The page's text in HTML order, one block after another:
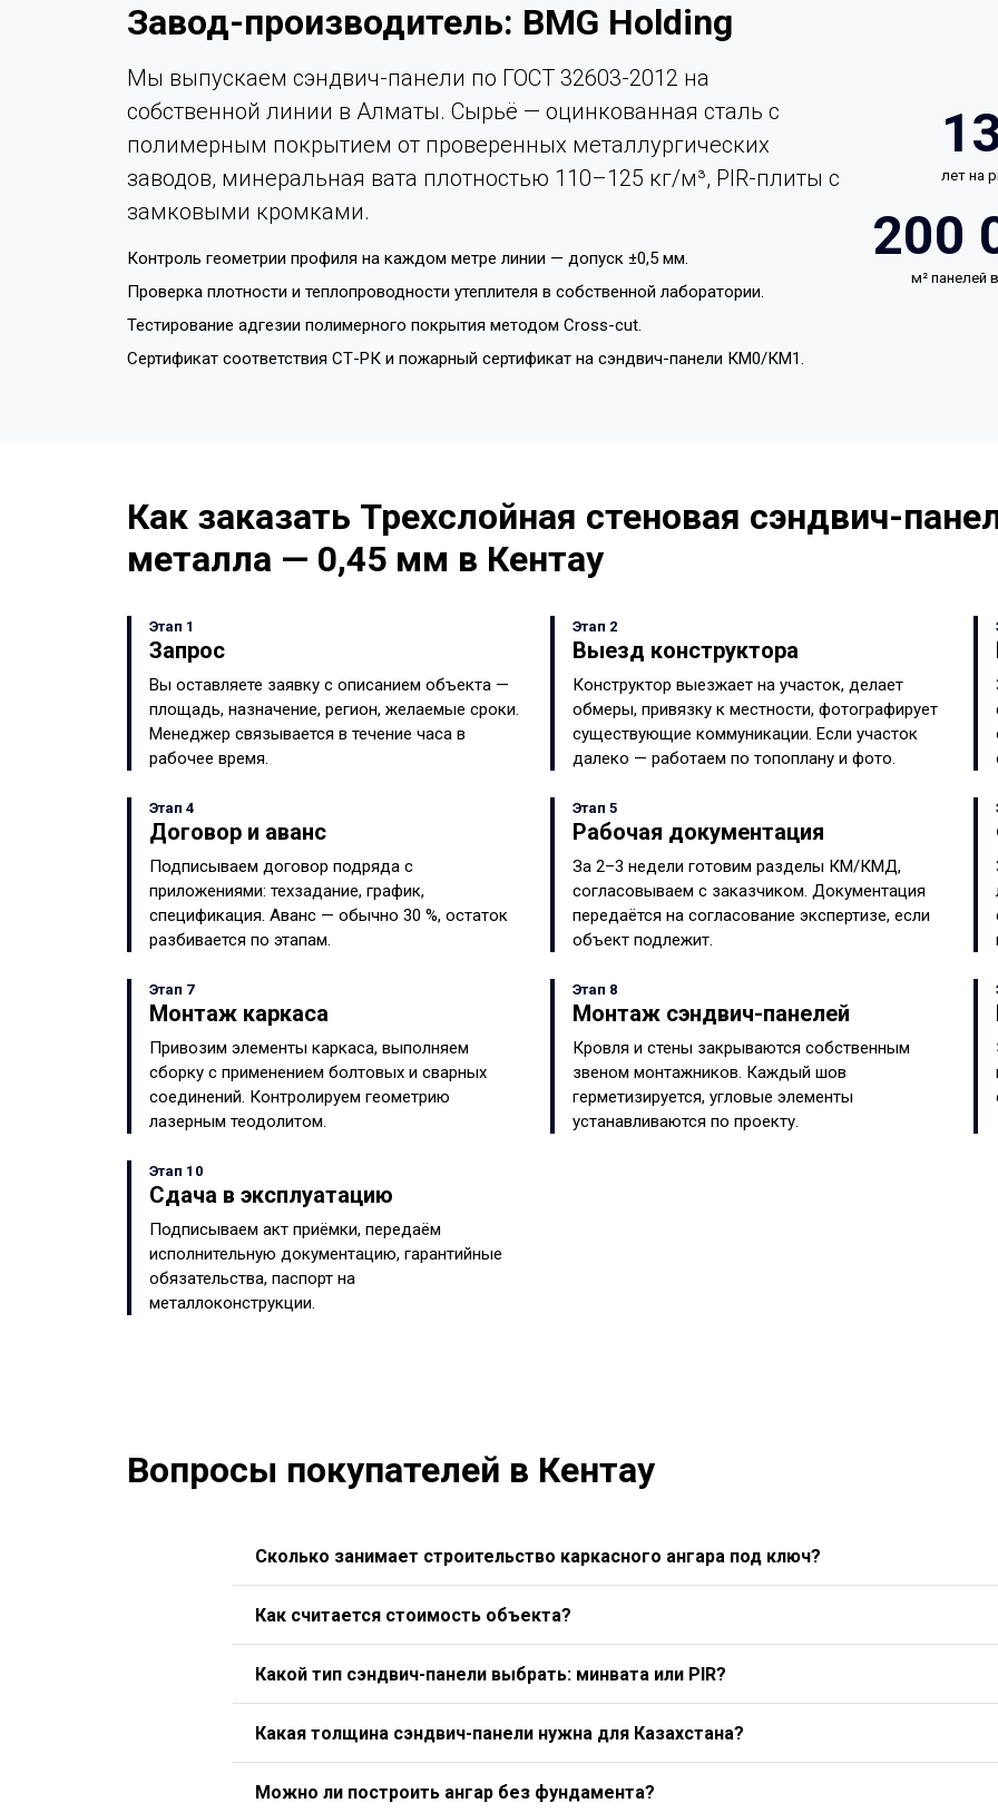
Завод-производитель: BMG Holding
Мы выпускаем сэндвич-панели по ГОСТ 32603-2012 на
собственной линии в Алматы. Сырьё — оцинкованная сталь с
полимерным покрытием от проверенных металлургических
заводов, минеральная вата плотностью 110–125 кг/м³, PIR-плиты с
замковыми кромками.
Контроль геометрии профиля на каждом метре линии — допуск ±0,5 мм.
Проверка плотности и теплопроводности утеплителя в собственной лаборатории.
Тестирование адгезии полимерного покрытия методом Cross-cut.
Сертификат соответствия СТ-РК и пожарный сертификат на сэндвич-панели КМ0/КМ1.
лет на
200
м² панелей
Как заказать Трехслойная стеновая сэндвич-
металла — 0,45 мм в Кентау
Этап 1
Запрос
Вы оставляете заявку с описанием объекта —
площадь, назначение, регион, желаемые сроки.
Менеджер связывается в течение часа в
рабочее время.
Этап 2
Выезд конструктора
Конструктор выезжает на участок, делает
обмеры, привязку к местности, фотографирует
существующие коммуникации. Если участок
далеко — работаем по топоплану и фото.
Этап 4
Договор и аванс
Подписываем договор подряда с
приложениями: техзадание, график,
спецификация. Аванс — обычно 30 %, остаток
разбивается по этапам.
Этап 5
Рабочая документация
За 2–3 недели готовим разделы КМ/КМД,
согласовываем с заказчиком. Документация
передаётся на согласование экспертизе, если
объект подлежит.
Этап 7
Монтаж каркаса
Привозим элементы каркаса, выполняем
сборку с применением болтовых и сварных
соединений. Контролируем геометрию
лазерным теодолитом.
Этап 8
Монтаж сэндвич-панелей
Кровля и стены закрываются собственным
звеном монтажников. Каждый шов
герметизируется, угловые элементы
устанавливаются по проекту.
Этап 10
Сдача в эксплуатацию
Подписываем акт приёмки, передаём
исполнительную документацию, гарантийные
обязательства, паспорт на
металлоконструкции.
Вопросы покупателей в Кентау
Сколько занимает строительство каркасного ангара под ключ?
Как считается стоимость объекта?
Какой тип сэндвич-панели выбрать: минвата или PIR?
Какая толщина сэндвич-панели нужна для Казахстана?
Можно ли построить ангар без фундамента?